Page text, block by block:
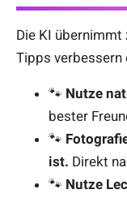
Die KI übernimmt
Tipps verbessern
🐾 Nutze
bester
🐾
ist. Direkt
🐾 Nutze